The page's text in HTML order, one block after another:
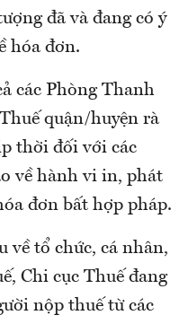
đã và đang có ý
hóa đơn.
các Phòng Thanh
quận/huyện rà
thời đối với các
về hành vi in, phát
đơn bất hợp pháp.
về tổ chức, cá nhân,
Chi cục Thuế đang
nộp thuế từ các